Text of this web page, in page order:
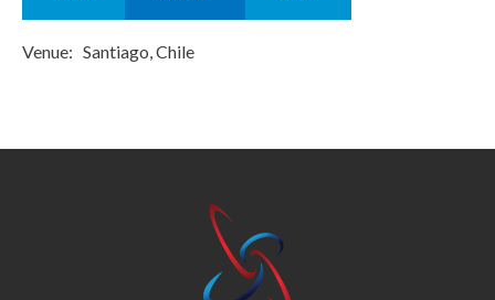
Venue: Santiago, Chile